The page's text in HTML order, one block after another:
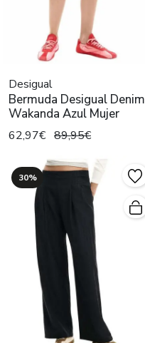
Desigual
Bermuda Desigual Denim
Wakanda Azul Mujer
62,97€ 89,95€
30%